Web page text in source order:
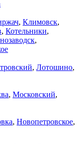
, Климовск,
, Котельники,
,
, Лотошино,
, Московский,
, Новопетровское,